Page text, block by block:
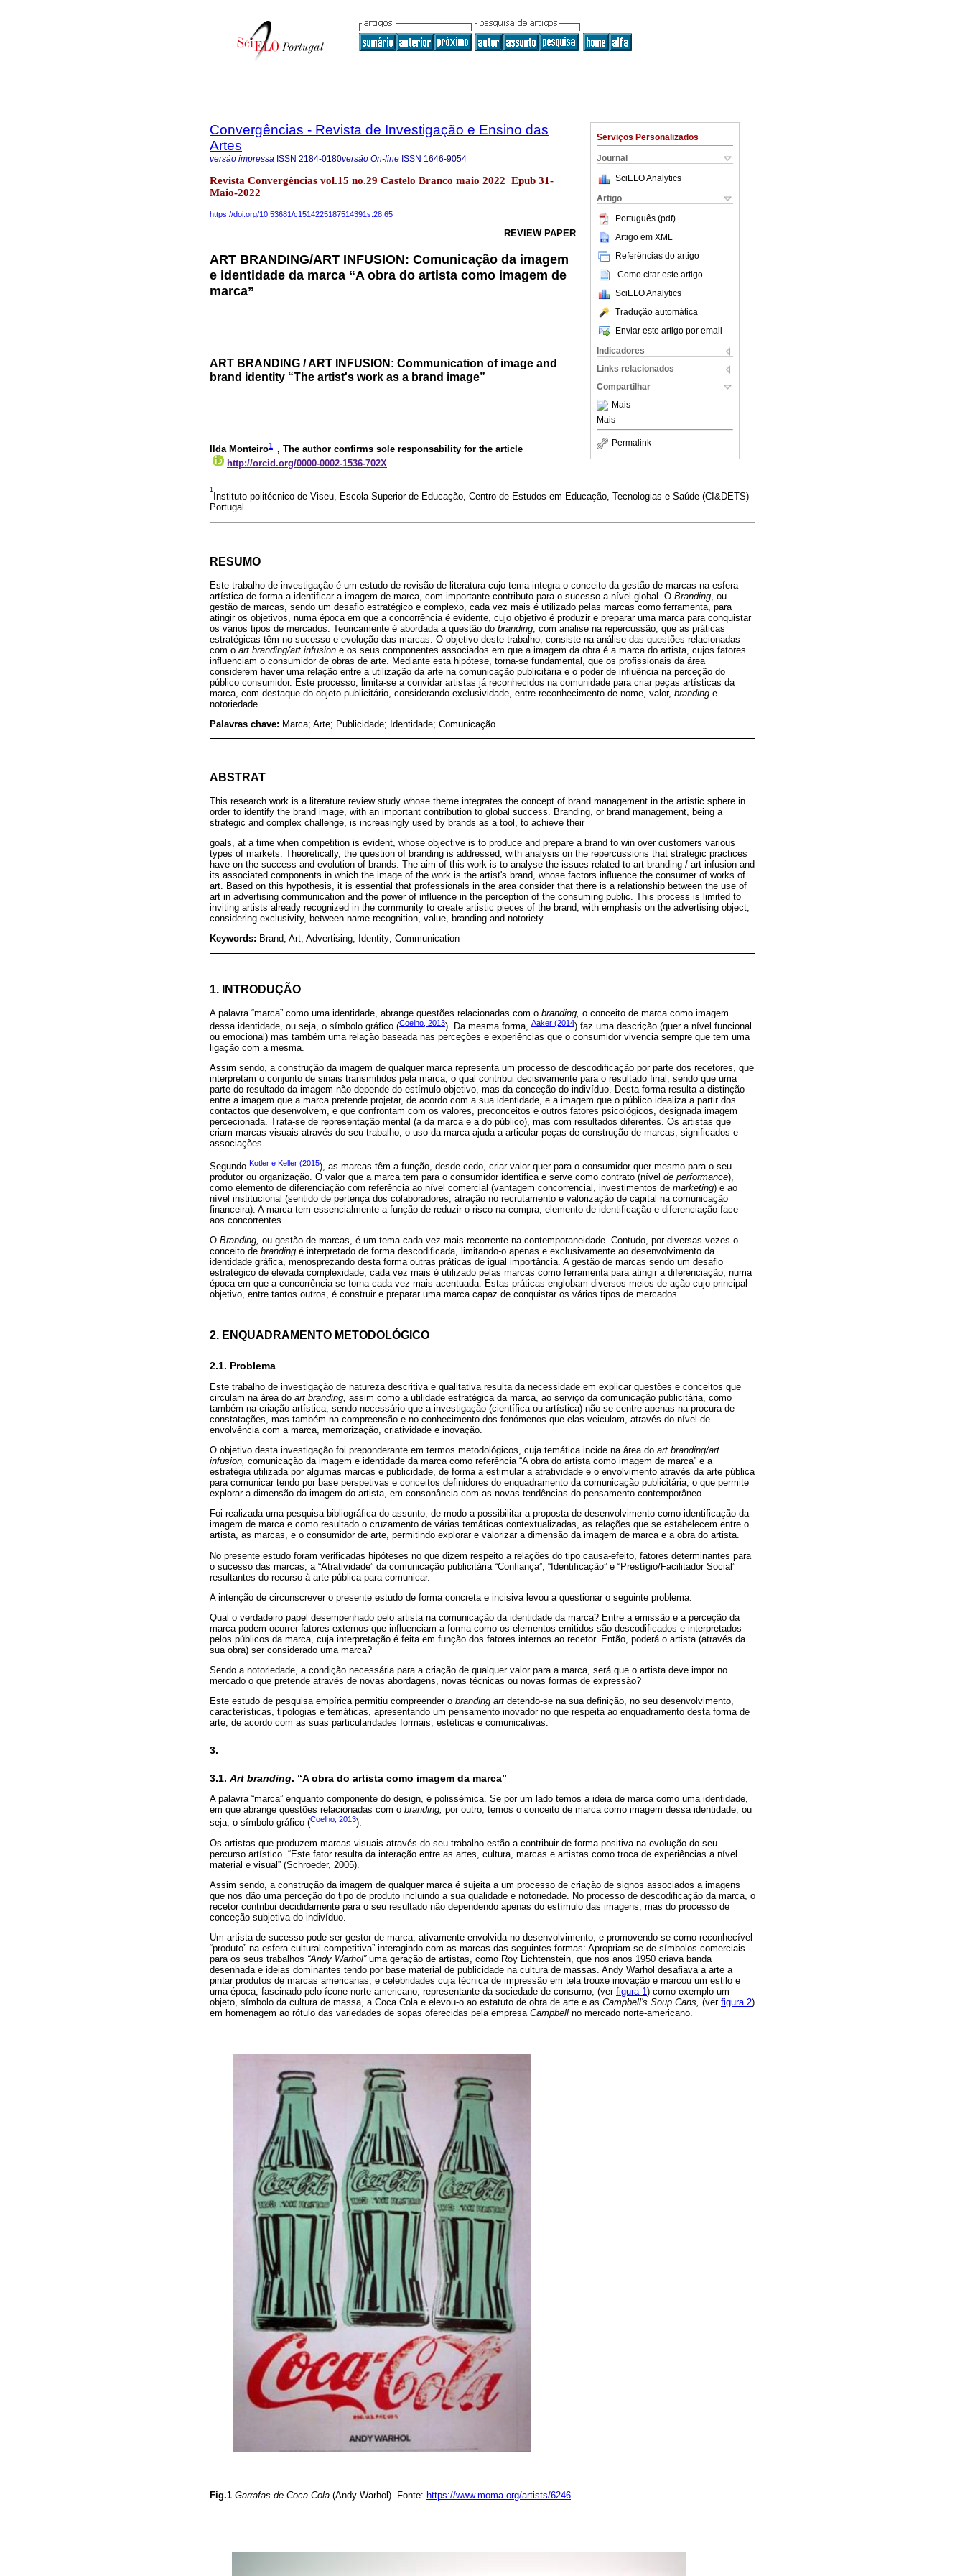
Serviços Personalizados
Journal
SciELO Analytics
Artigo
Português (pdf)
Artigo em XML
Referências do artigo
Como citar este artigo
SciELO Analytics
Tradução automática
Enviar este artigo por email
Indicadores
Links relacionados
Compartilhar
Mais
Mais
Permalink
Convergências - Revista de Investigação e Ensino das
Artes
versão impressa ISSN 2184-0180versão On-line ISSN 1646-9054
Revista Convergências vol.15 no.29 Castelo Branco maio 2022 Epub 31-
Maio-2022
https://doi.org/10.53681/c1514225187514391s.28.65
REVIEW PAPER
ART BRANDING/ART INFUSION: Comunicação da imagem
e identidade da marca “A obra do artista como imagem de
marca”
ART BRANDING / ART INFUSION: Communication of image and
brand identity “The artist's work as a brand image”
Ilda Monteiro1 , The author confirms sole responsability for the article
http://orcid.org/0000-0002-1536-702X
1
Instituto politécnico de Viseu, Escola Superior de Educação, Centro de Estudos em Educação, Tecnologias e Saúde (CI&DETS)
Portugal.
RESUMO
Este trabalho de investigação é um estudo de revisão de literatura cujo tema integra o conceito da gestão de marcas na esfera
artística de forma a identificar a imagem de marca, com importante contributo para o sucesso a nível global. O Branding , ou
gestão de marcas, sendo um desafio estratégico e complexo, cada vez mais é utilizado pelas marcas como ferramenta, para
atingir os objetivos, numa época em que a concorrência é evidente, cujo objetivo é produzir e preparar uma marca para conquistar
os vários tipos de mercados. Teoricamente é abordada a questão do branding , com análise na repercussão, que as práticas
estratégicas têm no sucesso e evolução das marcas. O objetivo deste trabalho, consiste na análise das questões relacionadas
com o art branding/art infusion e os seus componentes associados em que a imagem da obra é a marca do artista, cujos fatores
influenciam o consumidor de obras de arte. Mediante esta hipótese, torna-se fundamental, que os profissionais da área
considerem haver uma relação entre a utilização da arte na comunicação publicitária e o poder de influência na perceção do
público consumidor. Este processo, limita-se a convidar artistas já reconhecidos na comunidade para criar peças artísticas da
marca, com destaque do objeto publicitário, considerando exclusividade, entre reconhecimento de nome, valor, branding e
notoriedade.
Palavras chave: Marca; Arte; Publicidade; Identidade; Comunicação
ABSTRAT
This research work is a literature review study whose theme integrates the concept of brand management in the artistic sphere in
order to identify the brand image, with an important contribution to global success. Branding, or brand management, being a
strategic and complex challenge, is increasingly used by brands as a tool, to achieve their
goals, at a time when competition is evident, whose objective is to produce and prepare a brand to win over customers various
types of markets. Theoretically, the question of branding is addressed, with analysis on the repercussions that strategic practices
have on the success and evolution of brands. The aim of this work is to analyse the issues related to art branding / art infusion and
its associated components in which the image of the work is the artist's brand, whose factors influence the consumer of works of
art. Based on this hypothesis, it is essential that professionals in the area consider that there is a relationship between the use of
art in advertising communication and the power of influence in the perception of the consuming public. This process is limited to
inviting artists already recognized in the community to create artistic pieces of the brand, with emphasis on the advertising object,
considering exclusivity, between name recognition, value, branding and notoriety.
Keywords: Brand; Art; Advertising; Identity; Communication
1. INTRODUÇÃO
A palavra “marca” como uma identidade, abrange questões relacionadas com o branding, o conceito de marca como imagem
dessa identidade, ou seja, o símbolo gráfico (Coelho, 2013). Da mesma forma, Aaker (2014) faz uma descrição (quer a nível funcional
ou emocional) mas também uma relação baseada nas perceções e experiências que o consumidor vivencia sempre que tem uma
ligação com a mesma.
Assim sendo, a construção da imagem de qualquer marca representa um processo de descodificação por parte dos recetores, que
interpretam o conjunto de sinais transmitidos pela marca, o qual contribui decisivamente para o resultado final, sendo que uma
parte do resultado da imagem não depende do estímulo objetivo, mas da conceção do indivíduo. Desta forma resulta a distinção
entre a imagem que a marca pretende projetar, de acordo com a sua identidade, e a imagem que o público idealiza a partir dos
contactos que desenvolvem, e que confrontam com os valores, preconceitos e outros fatores psicológicos, designada imagem
percecionada. Trata-se de representação mental (a da marca e a do público), mas com resultados diferentes. Os artistas que
criam marcas visuais através do seu trabalho, o uso da marca ajuda a articular peças de construção de marcas, significados e
associações.
Segundo Kotler e Keller (2015), as marcas têm a função, desde cedo, criar valor quer para o consumidor quer mesmo para o seu
produtor ou organização. O valor que a marca tem para o consumidor identifica e serve como contrato (nível de performance),
como elemento de diferenciação com referência ao nível comercial (vantagem concorrencial, investimentos de marketing) e ao
nível institucional (sentido de pertença dos colaboradores, atração no recrutamento e valorização de capital na comunicação
financeira). A marca tem essencialmente a função de reduzir o risco na compra, elemento de identificação e diferenciação face
aos concorrentes.
O Branding, ou gestão de marcas, é um tema cada vez mais recorrente na contemporaneidade. Contudo, por diversas vezes o
conceito de branding é interpretado de forma descodificada, limitando-o apenas e exclusivamente ao desenvolvimento da
identidade gráfica, menosprezando desta forma outras práticas de igual importância. A gestão de marcas sendo um desafio
estratégico de elevada complexidade, cada vez mais é utilizado pelas marcas como ferramenta para atingir a diferenciação, numa
época em que a concorrência se torna cada vez mais acentuada. Estas práticas englobam diversos meios de ação cujo principal
objetivo, entre tantos outros, é construir e preparar uma marca capaz de conquistar os vários tipos de mercados.
2. ENQUADRAMENTO METODOLÓGICO
2.1. Problema
Este trabalho de investigação de natureza descritiva e qualitativa resulta da necessidade em explicar questões e conceitos que
circulam na área do art branding, assim como a utilidade estratégica da marca, ao serviço da comunicação publicitária, como
também na criação artística, sendo necessário que a investigação (científica ou artística) não se centre apenas na procura de
constatações, mas também na compreensão e no conhecimento dos fenómenos que elas veiculam, através do nível de
envolvência com a marca, memorização, criatividade e inovação.
O objetivo desta investigação foi preponderante em termos metodológicos, cuja temática incide na área do art branding/art
infusion, comunicação da imagem e identidade da marca como referência “A obra do artista como imagem de marca” e a
estratégia utilizada por algumas marcas e publicidade, de forma a estimular a atratividade e o envolvimento através da arte pública
para comunicar tendo por base perspetivas e conceitos definidores do enquadramento da comunicação publicitária, o que permite
explorar a dimensão da imagem do artista, em consonância com as novas tendências do pensamento contemporâneo.
Foi realizada uma pesquisa bibliográfica do assunto, de modo a possibilitar a proposta de desenvolvimento como identificação da
imagem de marca e como resultado o cruzamento de várias temáticas contextualizadas, as relações que se estabelecem entre o
artista, as marcas, e o consumidor de arte, permitindo explorar e valorizar a dimensão da imagem de marca e a obra do artista.
No presente estudo foram verificadas hipóteses no que dizem respeito a relações do tipo causa-efeito, fatores determinantes para
o sucesso das marcas, a “Atratividade” da comunicação publicitária “Confiança”, “Identificação” e “Prestígio/Facilitador Social”
resultantes do recurso à arte pública para comunicar.
A intenção de circunscrever o presente estudo de forma concreta e incisiva levou a questionar o seguinte problema:
Qual o verdadeiro papel desempenhado pelo artista na comunicação da identidade da marca? Entre a emissão e a perceção da
marca podem ocorrer fatores externos que influenciam a forma como os elementos emitidos são descodificados e interpretados
pelos públicos da marca, cuja interpretação é feita em função dos fatores internos ao recetor. Então, poderá o artista (através da
sua obra) ser considerado uma marca?
Sendo a notoriedade, a condição necessária para a criação de qualquer valor para a marca, será que o artista deve impor no
mercado o que pretende através de novas abordagens, novas técnicas ou novas formas de expressão?
Este estudo de pesquisa empírica permitiu compreender o branding art detendo-se na sua definição, no seu desenvolvimento,
características, tipologias e temáticas, apresentando um pensamento inovador no que respeita ao enquadramento desta forma de
arte, de acordo com as suas particularidades formais, estéticas e comunicativas.
3.
3.1. Art branding. “A obra do artista como imagem da marca”
A palavra “marca” enquanto componente do design, é polissémica. Se por um lado temos a ideia de marca como uma identidade,
em que abrange questões relacionadas com o branding, por outro, temos o conceito de marca como imagem dessa identidade, ou
seja, o símbolo gráfico (Coelho, 2013).
Os artistas que produzem marcas visuais através do seu trabalho estão a contribuir de forma positiva na evolução do seu
percurso artístico. “Este fator resulta da interação entre as artes, cultura, marcas e artistas como troca de experiências a nível
material e visual” (Schroeder, 2005).
Assim sendo, a construção da imagem de qualquer marca é sujeita a um processo de criação de signos associados a imagens
que nos dão uma perceção do tipo de produto incluindo a sua qualidade e notoriedade. No processo de descodificação da marca, o
recetor contribui decididamente para o seu resultado não dependendo apenas do estímulo das imagens, mas do processo de
conceção subjetiva do indivíduo.
Um artista de sucesso pode ser gestor de marca, ativamente envolvida no desenvolvimento, e promovendo-se como reconhecível
“produto” na esfera cultural competitiva” interagindo com as marcas das seguintes formas: Apropriam-se de símbolos comerciais
para os seus trabalhos “Andy Warhol”uma geração de artistas, como Roy Lichtenstein, que nos anos 1950 criava banda
desenhada e ideias dominantes tendo por base material de publicidade na cultura de massas. Andy Warhol desafiava a arte a
pintar produtos de marcas americanas, e celebridades cuja técnica de impressão em tela trouxe inovação e marcou um estilo e
uma época, fascinado pelo ícone norte-americano, representante da sociedade de consumo, (ver figura 1) como exemplo um
objeto, símbolo da cultura de massa, a Coca Cola e elevou-o ao estatuto de obra de arte e as Campbell's Soup Cans, (ver figura 2)
em homenagem ao rótulo das variedades de sopas oferecidas pela empresa Campbell no mercado norte-americano.
Fig.1 Garrafas de Coca-Cola (Andy Warhol). Fonte: https://www.moma.org/artists/6246